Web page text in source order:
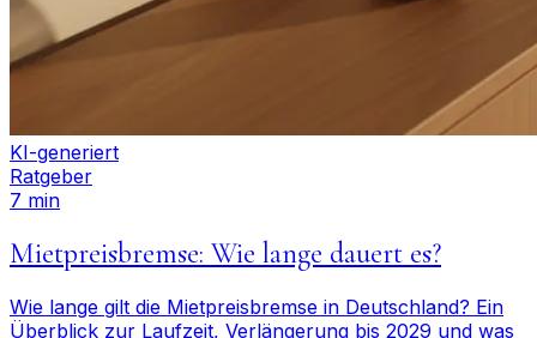
KI-generiert
Ratgeber
7 min
Mietpreisbremse: Wie lange dauert es?
Wie lange gilt die Mietpreisbremse in Deutschland? Ein
Überblick zur Laufzeit, Verlängerung bis 2029 und was